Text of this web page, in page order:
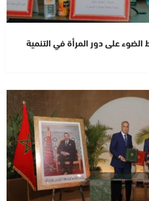
على دور المرأة في التنمية